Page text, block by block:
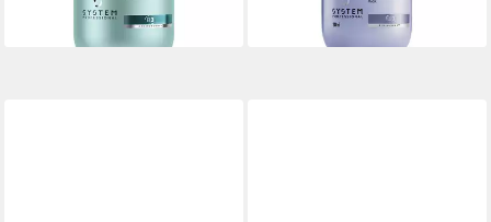
lieferbar - in 9-11 Werktagen bei
lieferbar - in 9-11 Werktagen bei